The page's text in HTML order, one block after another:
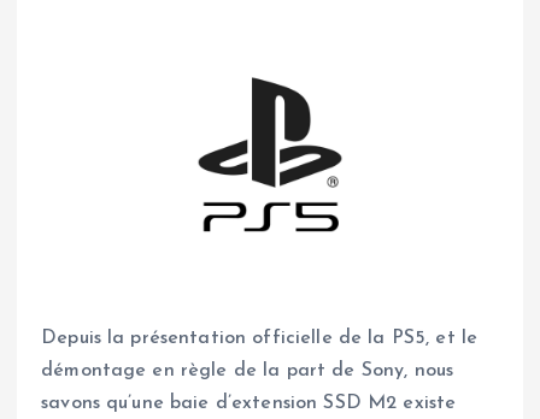
Depuis la présentation officielle de la PS5, et le
démontage en règle de la part de Sony, nous
savons qu’une baie d’extension SSD M2 existe